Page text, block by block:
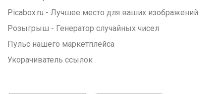
Picabox.ru - Лучшее место для ваших изображений
Розыгрыш - Генератор случайных чисел
Пульс нашего маркетплейса
Укорачиватель ссылок